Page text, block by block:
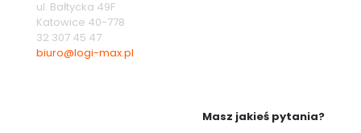
ul. Bałtycka 49F
Katowice 40-778
32 307 45 47
biuro@logi-max.pl
Masz jakieś pytania?